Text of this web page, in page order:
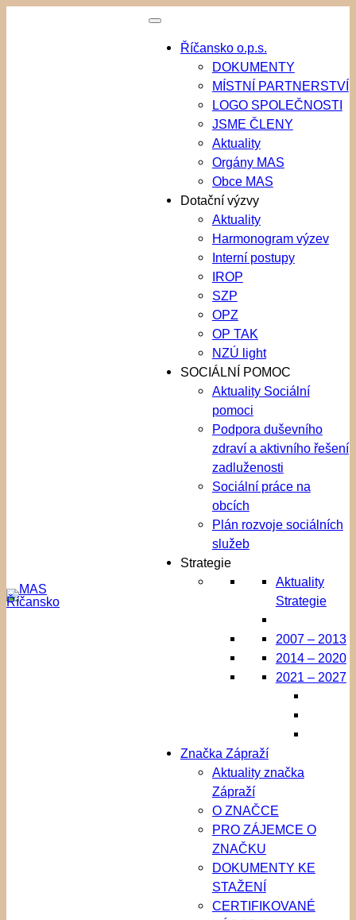
Říčansko o.p.s.
DOKUMENTY
MÍSTNÍ PARTNERSTVÍ
LOGO SPOLEČNOSTI
JSME ČLENY
Aktuality
Orgány MAS
Obce MAS
Dotační výzvy
Aktuality
Harmonogram výzev
Interní postupy
IROP
SZP
OPZ
OP TAK
NZÚ light
SOCIÁLNÍ POMOC
Aktuality Sociální
pomoci
Podpora duševního
zdraví a aktivního řešení
zadluženosti
Sociální práce na
obcích
Plán rozvoje sociálních
služeb
Strategie
Aktuality
Strategie
2007 – 2013
2014 – 2020
2021 – 2027
Značka Zápraží
Aktuality značka
Zápraží
O ZNAČCE
PRO ZÁJEMCE O
ZNAČKU
DOKUMENTY KE
STAŽENÍ
CERTIFIKOVANÉ